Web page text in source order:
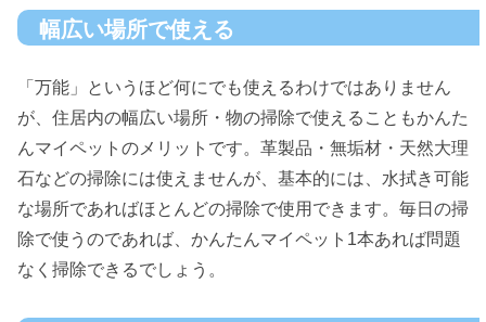
幅広い場所で使える
「万能」というほど何にでも使えるわけではありません
が、住居内の幅広い場所・物の掃除で使えることもかんた
んマイペットのメリットです。革製品・無垢材・天然大理
石などの掃除には使えませんが、基本的には、水拭き可能
な場所であればほとんどの掃除で使用できます。毎日の掃
除で使うのであれば、かんたんマイペット1本あれば問題
なく掃除できるでしょう。